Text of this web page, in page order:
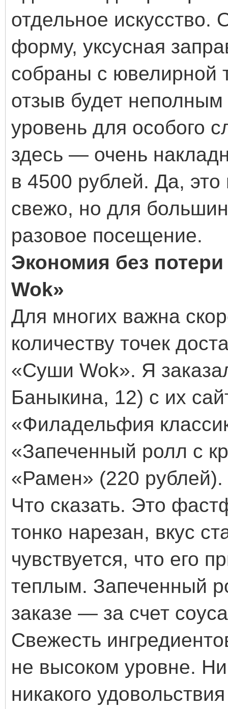
отдельное
форму, уксусная
собраны с ювелирной
отзыв будет неполным
уровень для особого
здесь — очень
в 4500 рублей. Да,
свежо, но для
разовое посещение.
Экономия без
Wok»
Для многих важна
количеству точек
«Суши Wok». Я
Баныкина, 12) с их
«Филадельфия
«Запеченный ролл с
«Рамен» (220
Что сказать. Это
тонко нарезан, вкус
чувствуется, что его
теплым. Запеченный
заказе — за счет
Свежесть
не высоком уровне.
никакого